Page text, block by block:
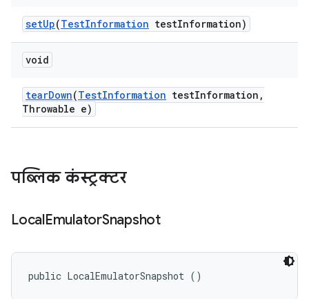
setUp(TestInformation testInformation)
void
tearDown(TestInformation testInformation ,
Throwable e)
पब्लिक कंस्ट्रक्टर
LocalEmulatorSnapshot
public LocalEmulatorSnapshot ()